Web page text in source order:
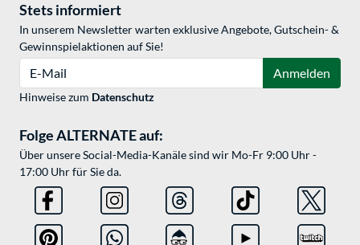
Stets informiert
In unserem Newsletter warten exklusive Angebote, Gutschein- &
Gewinnspielaktionen auf Sie!
Anmelden
Hinweise zum Datenschutz
Folge ALTERNATE auf:
Über unsere Social-Media-Kanäle sind wir Mo-Fr 9:00 Uhr -
17:00 Uhr für Sie da.